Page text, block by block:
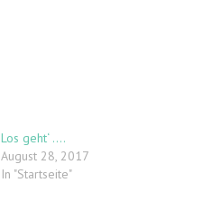
Los geht‘ ….
August 28, 2017
In "Startseite"